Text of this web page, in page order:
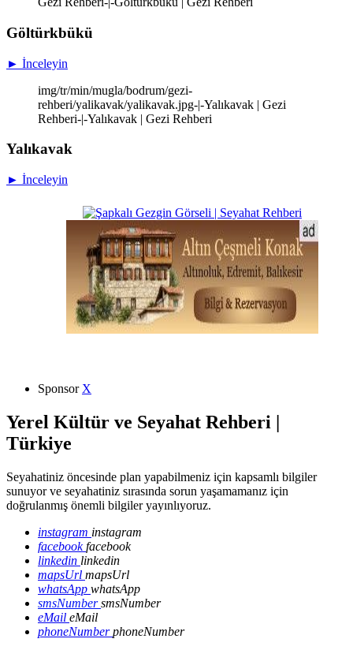
Göltürkbükü
► İnceleyin
img/tr/min/mugla/bodrum/gezi-
rehberi/yalikavak/yalikavak.jpg-|-Yalıkavak | Gezi
Rehberi-|-Yalıkavak | Gezi Rehberi
Yalıkavak
► İnceleyin
Sponsor X
Yerel Kültür ve Seyahat Rehberi |
Türkiye
Seyahatiniz öncesinde plan yapabilmeniz için kapsamlı bilgiler
sunuyor ve seyahatiniz sırasında sorun yaşamamanız için
doğrulanmış önemli bilgiler yayınlıyoruz.
instagram instagram
facebookfacebook
linkedin linkedin
mapsUrl mapsUrl
whatsApp whatsApp
smsNumbersmsNumber
eMail eMail
phoneNumberphoneNumber